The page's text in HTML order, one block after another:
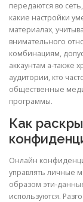
передаются во
какие настройки
материалах,
внимательного
комбинациям,
аккаунтам а-также
аудитории, кто
общественные
программы.
Как
Онлайн
управлять личные
образом эти-
используются.